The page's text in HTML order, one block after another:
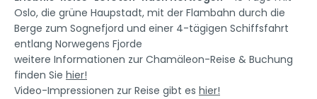
Oslo, die grüne Haupstadt, mit der Flambahn durch die
Berge zum Sognefjord und einer 4-tägigen Schiffsfahrt
entlang Norwegens Fjorde
weitere Informationen zur Chamäleon-Reise & Buchung
finden Sie hier!
Video-Impressionen zur Reise gibt es hier!